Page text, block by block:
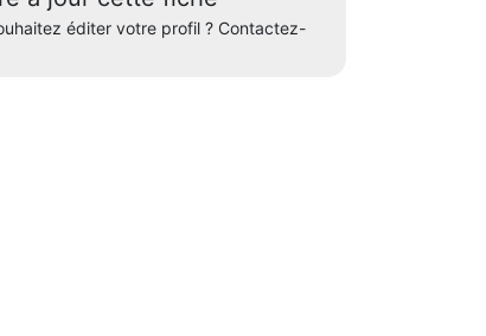
éditer votre profil ? Contactez-